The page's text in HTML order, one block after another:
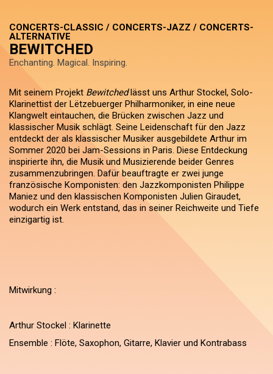
CONCERTS-CLASSIC / CONCERTS-JAZZ / CONCERTS-
ALTERNATIVE
BEWITCHED
Enchanting. Magical. Inspiring.
Mit seinem Projekt Bewitchedlässt uns Arthur Stockel, Solo-
Klarinettist der Lëtzebuerger Philharmoniker, in eine neue
Klangwelt eintauchen, die Brücken zwischen Jazz und
klassischer Musik schlägt. Seine Leidenschaft für den Jazz
entdeckt der als klassischer Musiker ausgebildete Arthur im
Sommer 2020 bei Jam-Sessions in Paris. Diese Entdeckung
inspirierte ihn, die Musik und Musizierende beider Genres
zusammenzubringen. Dafür beauftragte er zwei junge
französische Komponisten: den Jazzkomponisten Philippe
Maniez und den klassischen Komponisten Julien Giraudet,
wodurch ein Werk entstand, das in seiner Reichweite und Tiefe
einzigartig ist.
Mitwirkung :
Arthur Stockel : Klarinette
Ensemble : Flöte, Saxophon, Gitarre, Klavier und Kontrabass